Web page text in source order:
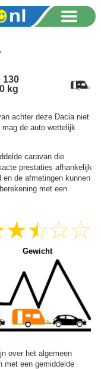
130
kg
achter deze Dacia niet
mag de auto wettelijk
caravan die
prestaties afhankelijk
de afmetingen kunnen
met een
Gewicht
over het algemeen
met een gemiddelde